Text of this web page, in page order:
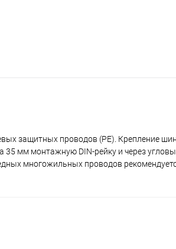
защитных проводов (РЕ). Крепление
мм монтажную DIN-рейку и через
многожильных проводов